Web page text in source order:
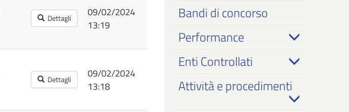
Modifica
Dettagli
09/02/2024
13:19
Dettagli
09/02/2024
13:18
Bandi di concorso
Performance
Enti Controllati
Attività e procedimenti